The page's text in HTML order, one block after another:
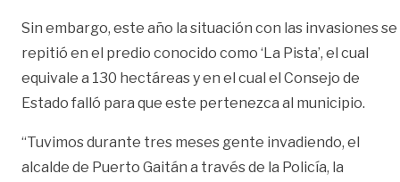
Sin embargo, este año la situación con las invasiones se
repitió en el predio conocido como ‘La Pista’, el cual
equivale a 130 hectáreas y en el cual el Consejo de
Estado falló para que este pertenezca al municipio.
“Tuvimos durante tres meses gente invadiendo, el
alcalde de Puerto Gaitán a través de la Policía, la